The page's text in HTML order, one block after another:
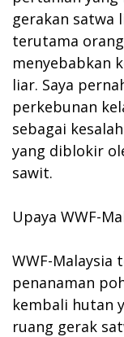
gerakan satwa
terutama
menyebabkan
liar. Saya
perkebunan
sebagai
yang diblokir
sawit.
Upaya WWF-
WWF-
penanaman
kembali hutan
ruang gerak